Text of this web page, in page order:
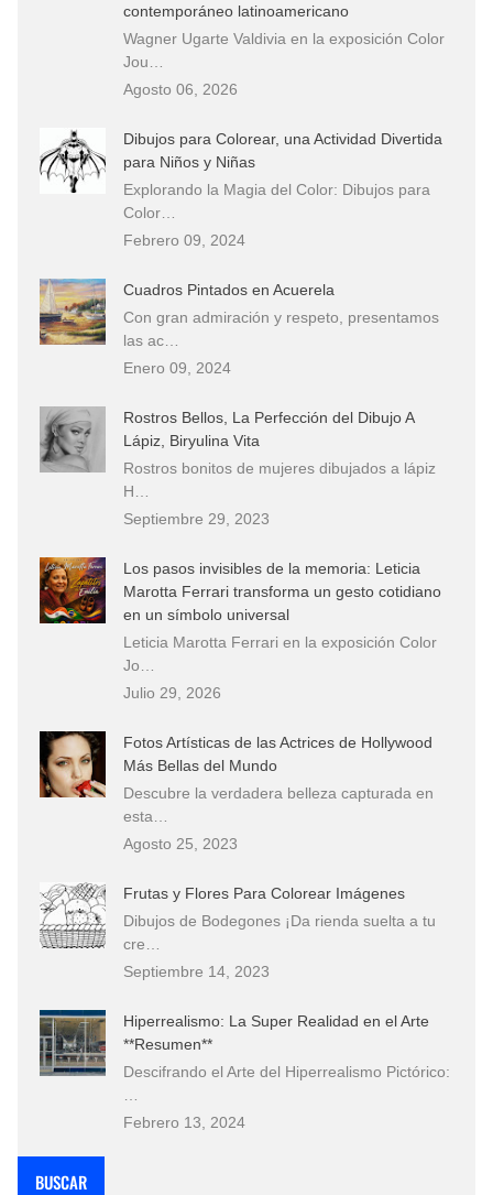
contemporáneo latinoamericano
Wagner Ugarte Valdivia en la exposición Color
Jou…
Agosto 06, 2026
Dibujos para Colorear, una Actividad Divertida
para Niños y Niñas
Explorando la Magia del Color: Dibujos para
Color…
Febrero 09, 2024
Cuadros Pintados en Acuerela
Con gran admiración y respeto, presentamos
las ac…
Enero 09, 2024
Rostros Bellos, La Perfección del Dibujo A
Lápiz, Biryulina Vita
Rostros bonitos de mujeres dibujados a lápiz
H…
Septiembre 29, 2023
Los pasos invisibles de la memoria: Leticia
Marotta Ferrari transforma un gesto cotidiano
en un símbolo universal
Leticia Marotta Ferrari en la exposición Color
Jo…
Julio 29, 2026
Fotos Artísticas de las Actrices de Hollywood
Más Bellas del Mundo
Descubre la verdadera belleza capturada en
esta…
Agosto 25, 2023
Frutas y Flores Para Colorear Imágenes
Dibujos de Bodegones ¡Da rienda suelta a tu
cre…
Septiembre 14, 2023
Hiperrealismo: La Super Realidad en el Arte
**Resumen**
Descifrando el Arte del Hiperrealismo Pictórico:
Febrero 13, 2024
BUSCAR